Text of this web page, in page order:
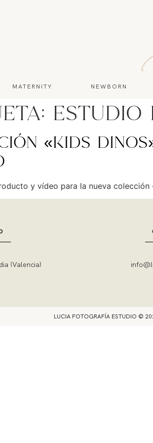
MATERNITY NEWBORN
«Kids
y vídeo para la nueva
(Valencia)
LUCIA FOTOGRAFÍA ESTUDIO ©